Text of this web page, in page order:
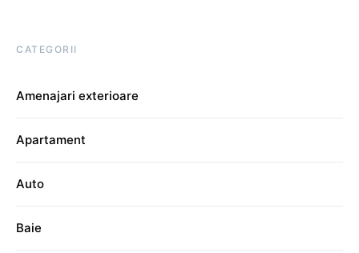
CATEGORII
Amenajari exterioare
Apartament
Auto
Baie